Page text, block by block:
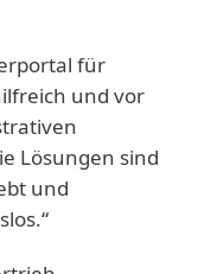
für
und vor
Lösungen sind
und